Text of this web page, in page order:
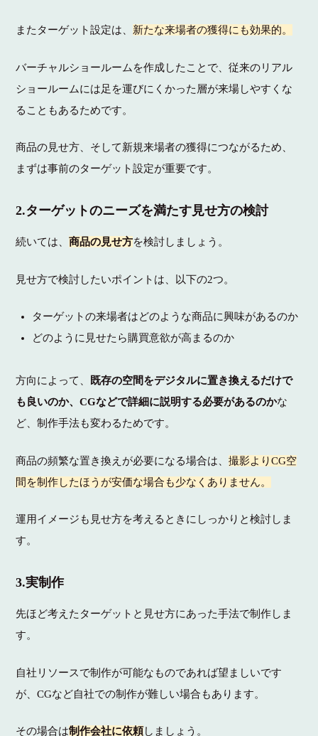
またターゲット設定は、 新たな来場者の獲得にも効果的。
バーチャルショールームを作成したことで、従来のリアル
ショールームには足を運びにくかった層が来場しやすくな
ることもあるためです。
商品の見せ方、そして新規来場者の獲得につながるため、
まずは事前のターゲット設定が重要です。
2.ターゲットのニーズを満たす見せ方の検討
続いては、商品の見せ方を検討しましょう。
見せ方で検討したいポイントは、以下の2つ。
ターゲットの来場者はどのような商品に興味があるのか
どのように見せたら購買意欲が高まるのか
方向によって、 既存の空間をデジタルに置き換えるだけで
も良いのか、CGなどで詳細に説明する必要があるのかな
ど、制作手法も変わるためです。
商品の頻繁な置き換えが必要になる場合は、撮影よりCG空
間を制作したほうが安価な場合も少なくありません。
運用イメージも見せ方を考えるときにしっかりと検討しま
す。
3.実制作
先ほど考えたターゲットと見せ方にあった手法で制作しま
す。
自社リソースで制作が可能なものであれば望ましいです
が、CGなど自社での制作が難しい場合もあります。
その場合は制作会社に依頼しましょう。